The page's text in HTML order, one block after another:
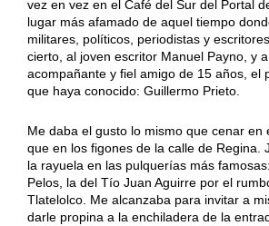
vez en vez en el Café del Sur del Portal
lugar más afamado de aquel tiempo
militares, políticos, periodistas y
cierto, al joven escritor Manuel Payno, y
acompañante y fiel amigo de 15 años, el
que haya conocido: Guillermo Prieto.
Me daba el gusto lo mismo que cenar en
que en los figones de la calle de Regina.
la rayuela en las pulquerías más
Pelos, la del Tío Juan Aguirre por el
Tlatelolco. Me alcanzaba para invitar a
darle propina a la enchiladera de la